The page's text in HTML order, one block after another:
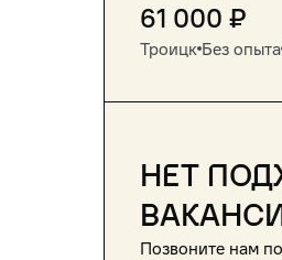
61 000 ₽
Троицк Без опыта
Нет
Позвоните нам